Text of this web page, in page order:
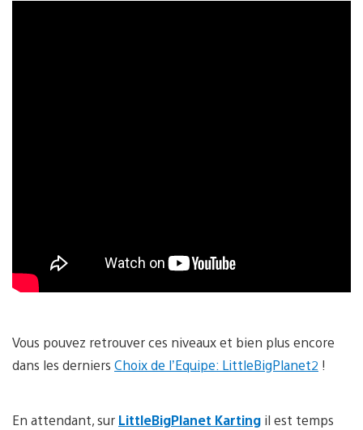
Vous pouvez retrouver ces niveaux et bien plus encore
dans les derniers Choix de l’Equipe: LittleBigPlanet2 !
En attendant, sur LittleBigPlanet Karting il est temps